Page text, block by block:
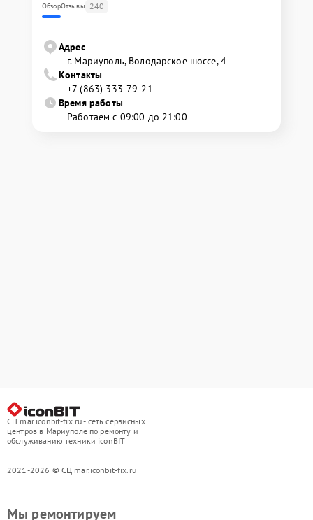
ОбзорОтзывы 240
Адрес
г. Мариуполь, Володарское шоссе, 4
Контакты
+7 (863) 333-79-21
Время работы
Работаем с 09:00 до 21:00
СЦ mar.iconbit-fix.ru - сеть сервисных
центров в Мариуполе по ремонту и
обслуживанию техники iconBIT
2021-2026 © СЦ mar.iconbit-fix.ru
Мы ремонтируем